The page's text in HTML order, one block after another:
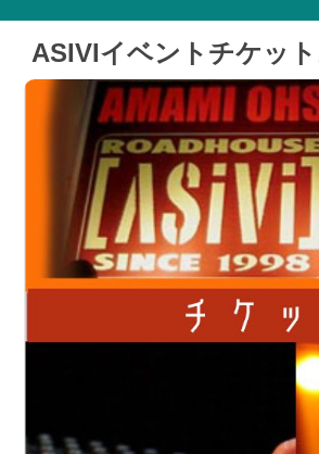
ASIVIイベントチケッ